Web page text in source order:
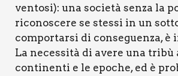
ven­to­si): una socie­tà sen­za la
rico­no­sce­re se stes­si in un
com­por­tar­si di con­se­guen­za, è
La neces­si­tà di ave­re una tri­bù
con­ti­nen­ti e le epo­che, ed è